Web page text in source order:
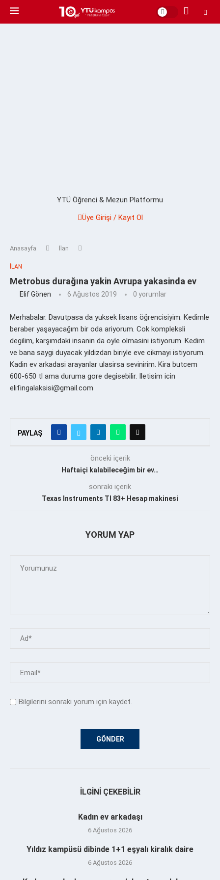
YTÜ Öğrenci & Mezun Platformu
Üye Girişi / Kayıt Ol
Anasayfa İlan
İLAN
Metrobus durağına yakin Avrupa yakasinda ev
Elif Gönen 6 Ağustos 2019 0 yorumlar
Merhabalar. Davutpasa da yuksek lisans öğrencisiyim. Kedimle
beraber yaşayacağım bir oda ariyorum. Cok kompleksli
degilim, karşımdaki insanin da oyle olmasini istiyorum. Kedim
ve bana saygi duyacak yildizdan biriyle eve cikmayi istiyorum.
Kadin ev arkadasi arayanlar ulasirsa sevinirim. Kira butcem
600-650 tl ama duruma gore degisebilir. Iletisim icin
elifingalaksisi@gmail.com
PAYLAŞ
önceki içerik
Haftaiçi kalabileceğim bir ev…
sonraki içerik
Texas Instruments TI 83+ Hesap makinesi
YORUM YAP
Bilgilerini sonraki yorum için kaydet.
İLGINI ÇEKEBILIR
Kadın ev arkadaşı
6 Ağustos 2026
Yıldız kampüsü dibinde 1+1 eşyalı kiralık daire
6 Ağustos 2026